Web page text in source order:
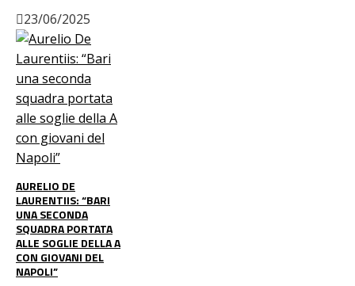
23/06/2025
AURELIO DE
LAURENTIIS: “BARI
UNA SECONDA
SQUADRA PORTATA
ALLE SOGLIE DELLA A
CON GIOVANI DEL
NAPOLI”